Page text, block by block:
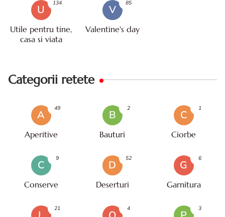
U
Utile pentru tine,
casa si viata
134
V
Valentine's day
85
Categorii retete
A
Aperitive
49
B
Bauturi
2
C
Ciorbe
1
C
Conserve
9
D
Deserturi
52
G
Garnitura
6
21 4 3